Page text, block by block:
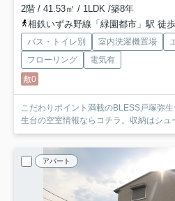
2階 / 41.53㎡ / 1LDK /築8年
相鉄いずみ野線「緑園都市」駅 徒
バス・トイレ別 室内洗濯機置場
フローリング
電気有
敷0
こだわりポイント満載のBLESS戸塚弥
生台の空室情報ならコチラ。収納はシュ
アパート